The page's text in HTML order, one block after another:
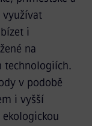
využívat
i
na
technologiích.
v podobě
i vyšší